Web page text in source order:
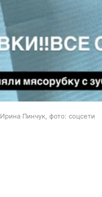
Ирина Пинчук, фото: соцсети